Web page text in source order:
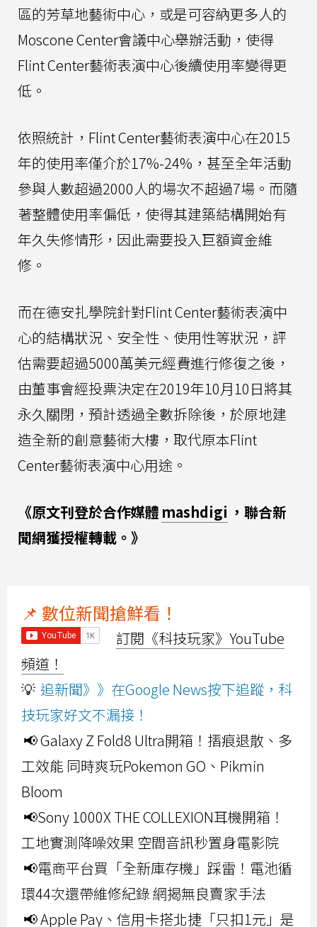
區的芳草地藝術中心，或是可容納更多人的
Moscone Center會議中心舉辦活動，使得
Flint Center藝術表演中心後續使用率變得更
低。
依照統計，Flint Center藝術表演中心在2015
年的使用率僅介於17%-24%，甚至全年活動
參與人數超過2000人的場次不超過7場。而隨
著整體使用率偏低，使得其建築結構開始有
年久失修情形，因此需要投入巨額資金維
修。
而在德安扎學院針對Flint Center藝術表演中
心的結構狀況、安全性、使用性等狀況，評
估需要超過5000萬美元經費進行修復之後，
由董事會經投票決定在2019年10月10日將其
永久關閉，預計透過全數拆除後，於原地建
造全新的創意藝術大樓，取代原本Flint
Center藝術表演中心用途。
《原文刊登於合作媒體 mashdigi ，聯合新
聞網獲授權轉載。》
📌 數位新聞搶鮮看！
訂閱《科技玩家》YouTube
頻道！
💡 追新聞》》在Google News按下追蹤，科
技玩家好文不漏接！
📢 Galaxy Z Fold8 Ultra開箱！摺痕退散、多
工效能 同時爽玩Pokemon GO、Pikmin
Bloom
📢Sony 1000X THE COLLEXION耳機開箱！
工地實測降噪效果 空間音訊秒置身電影院
📢電商平台買「全新庫存機」踩雷！電池循
環44次還帶維修紀錄 網揭無良賣家手法
📢 Apple Pay、信用卡搭北捷「只扣1元」是